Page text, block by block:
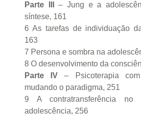
Parte III
– Jung e a
síntese, 161
6 As tarefas de individuação
163
7 Persona e sombra na
8 O desenvolvimento da
Parte IV– Psicoterapia com
mudando o paradigma, 251
9 A contratransferência no
adolescência, 256